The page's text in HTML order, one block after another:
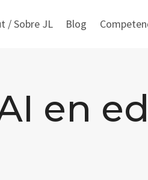
/ Sobre JL Blog
en